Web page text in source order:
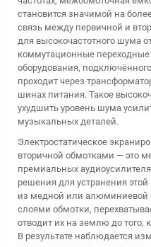
становится значимой на
связь между первичной и
для высокочастотного шума
коммутационные переходные
оборудования,
проходит через
шинах питания. Такое
ухудшить уровень шума
музыкальных деталей.
Электростатическое
вторичной обмотками — это
премиальных
решения для устранения
из медной или
слоями обмотки,
отводит их на землю до того,
В результате наблюдается